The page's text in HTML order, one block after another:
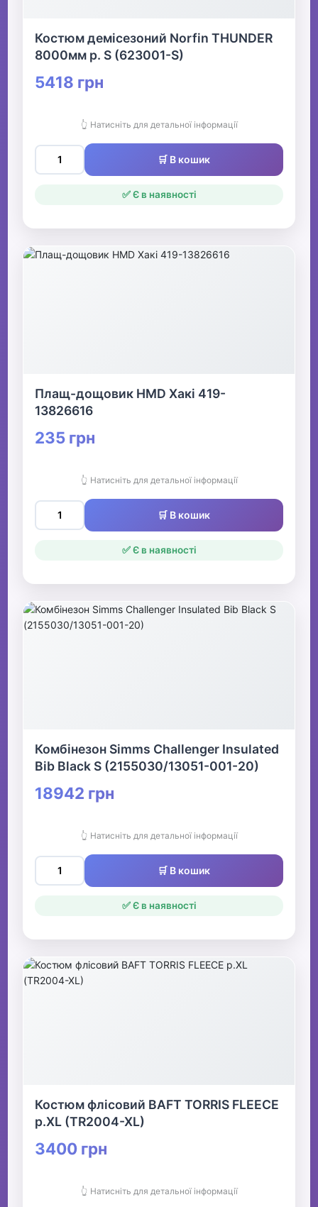
Костюм демісезоний Norfin THUNDER
8000мм р. S (623001-S)
5418 грн
👆 Натисніть для детальної інформації
🛒 В кошик
✅ Є в наявності
Плащ-дощовик HMD Хакі 419-
13826616
235 грн
👆 Натисніть для детальної інформації
🛒 В кошик
✅ Є в наявності
Комбінезон Simms Challenger Insulated
Bib Black S (2155030/13051-001-20)
18942 грн
👆 Натисніть для детальної інформації
🛒 В кошик
✅ Є в наявності
Костюм флісовий BAFT TORRIS FLEECE
р.XL (TR2004-XL)
3400 грн
👆 Натисніть для детальної інформації